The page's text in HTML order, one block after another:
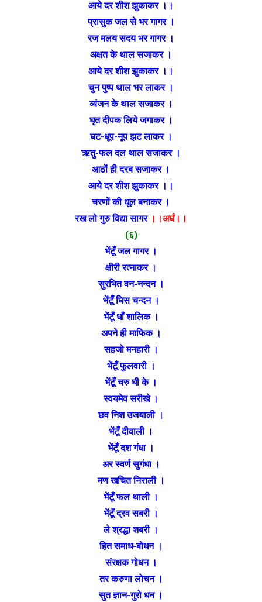
आये दर शीश झुकाकर ।।
प्रासुक जल से भर गागर ।
रज मलय सदय भर गागर ।
अक्षत के थाल सजाकर ।
आये दर शीश झुकाकर ।।
चुन पुष्प थाल भर लाकर ।
व्यंजन के थाल सजाकर ।
घृत दीपक लिये जगाकर ।
घट-धूप-नूप झट लाकर ।
ऋतु-फल दल थाल सजाकर ।
आठों ही दरब सजाकर ।
आये दर शीश झुकाकर ।।
चरणों की धूल बनाकर ।
रख लो गुरु विद्या सागर।।अर्घं।।
(६)
भेंटूँ जल गागर ।
क्षीरी रत्नाकर ।
सुरभित वन-नन्दन ।
भेंटूँ घिस चन्दन ।
भेंटूँ धाँ शालिक ।
अपने ही माफिक ।
सहजो मनहारी ।
भेंटूँ फुलवारी ।
भेंटूँ चरु घी के ।
स्वयमेव सरीखे ।
छव निश उजयाली ।
भेंटूँ दीवाली ।
भेंटूँ दश गंधा ।
अर स्वर्ण सुगंधा ।
मण खचित निराली ।
भेंटूँ फल थाली ।
भेंटूँ द्रव सबरी ।
ले श्रद्धा शबरी ।
हित समाध-बोधन ।
संरक्षक गोधन ।
तर करुणा लोचन ।
सुत ज्ञान-गुरो धन ।